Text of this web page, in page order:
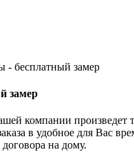
замер
компании произведет
в удобное для Вас
на дому.